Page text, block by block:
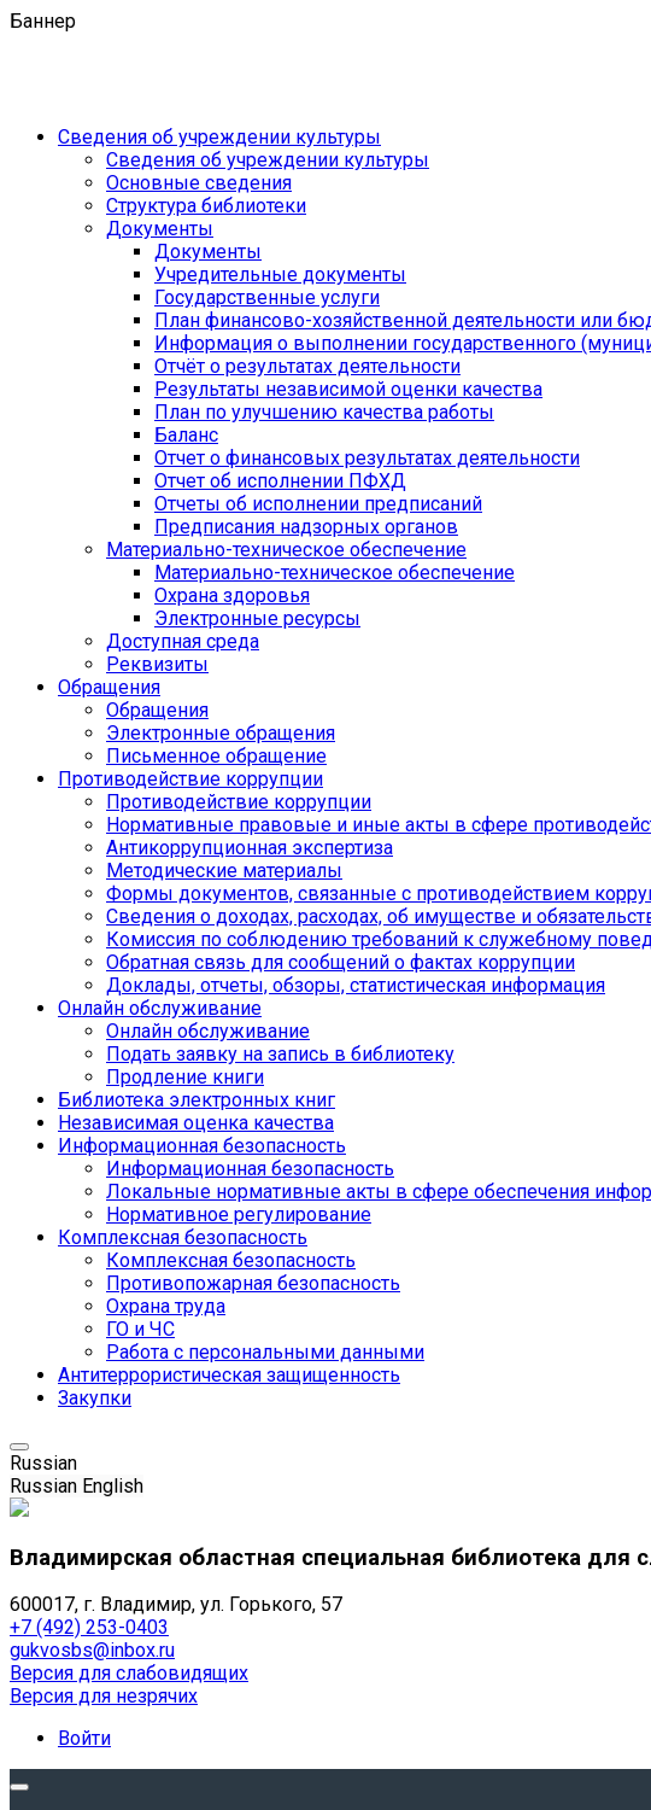
Баннер
Сведения об учреждении культуры
Сведения об учреждении культуры
Основные сведения
Структура библиотеки
Документы
Документы
Учредительные документы
Государственные услуги
План финансово-хозяйственной деятельности или
Информация о выполнении государственного
Отчёт о результатах деятельности
Результаты независимой оценки качества
План по улучшению качества работы
Баланс
Отчет о финансовых результатах деятельности
Отчет об исполнении ПФХД
Отчеты об исполнении предписаний
Предписания надзорных органов
Материально-техническое обеспечение
Материально-техническое обеспечение
Охрана здоровья
Электронные ресурсы
Доступная среда
Реквизиты
Обращения
Обращения
Электронные обращения
Письменное обращение
Противодействие коррупции
Противодействие коррупции
Нормативные правовые и иные акты в сфере
Антикоррупционная экспертиза
Методические материалы
Формы документов, связанные с противодействием
Сведения о доходах, расходах, об имуществе и
Комиссия по соблюдению требований к служебному
Обратная связь для сообщений о фактах коррупции
Доклады, отчеты, обзоры, статистическая информация
Онлайн обслуживание
Онлайн обслуживание
Подать заявку на запись в библиотеку
Продление книги
Библиотека электронных книг
Независимая оценка качества
Информационная безопасность
Информационная безопасность
Локальные нормативные акты в сфере обеспечения
Нормативное регулирование
Комплексная безопасность
Комплексная безопасность
Противопожарная безопасность
Охрана труда
ГО и ЧС
Работа с персональными данными
Антитеррористическая защищенность
Закупки
Russian
Russian English
Владимирская областная специальная библиотека для
600017, г. Владимир, ул. Горького, 57
+7 (492) 253-0403
gukvosbs@inbox.ru
Версия для слабовидящих
Версия для незрячих
Войти